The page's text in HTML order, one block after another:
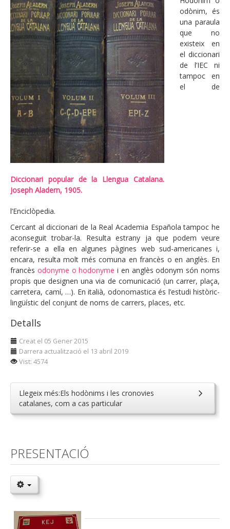
Diccionari popular de la Llengua Catalana.
Joseph Aladern, 1905.
odònim, és
una paraula
que no
existeix en
el diccionari
de l’IEC ni
tampoc en
el de
l’Enciclòpedia.
Cercant al diccionari de la Real Academia Española tampoc he
aconseguit trobar-la. Resulta estrany ja que podem veure
referir-se a ella en algunes pàgines web sud-americanes i,
encara, resulta molt més comuna en francès o en anglès. En
francès odonyme o hodonyme i en anglès odonym són noms
propis que designen una via de comunicació (un carrer, plaça,
carretera, camí, …). En italià, odonomastica és l’estudi històric-
lingüístic del conjunt de noms de carrers, places, etc.
Detalls
Creat el 05 Gener 2015
Darrera actualització el 13 abril 2019
Vist: 4574
Llegeix més:Els hodònims i les cronovies
catalanes, com a cas particular
PRESENTACIÓ